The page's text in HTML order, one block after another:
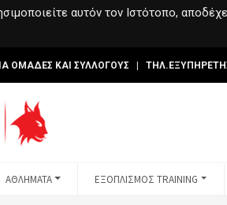
αυτόν τον Ιστότοπο,
ΟΜΑΔΕΣ ΚΑΙ ΣΥΛΛΟΓΟΥΣ |
ΑΘΛΗΜΑΤΑ ΕΞΟΠΛΙΣΜΟΣ TRAINING